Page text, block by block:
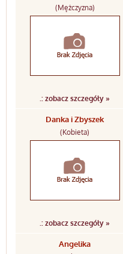
(Mężczyzna)
.: zobacz szczegóły »
Danka i Zbyszek
(Kobieta)
.: zobacz szczegóły »
Angelika